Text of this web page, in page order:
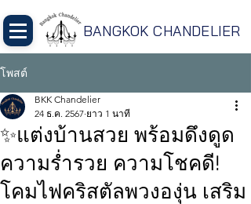
BANGKOK CHANDELIER
โพสต์
✨แต่งบ้านสวย พร้อมดึงดูด
ความร่ำรวย ความโชคดี!
โคมไฟคริสตัลพวงองุ่น เสริม
BKK Chandelier
24 ธ.ค. 2567 ยาว 1 นาที